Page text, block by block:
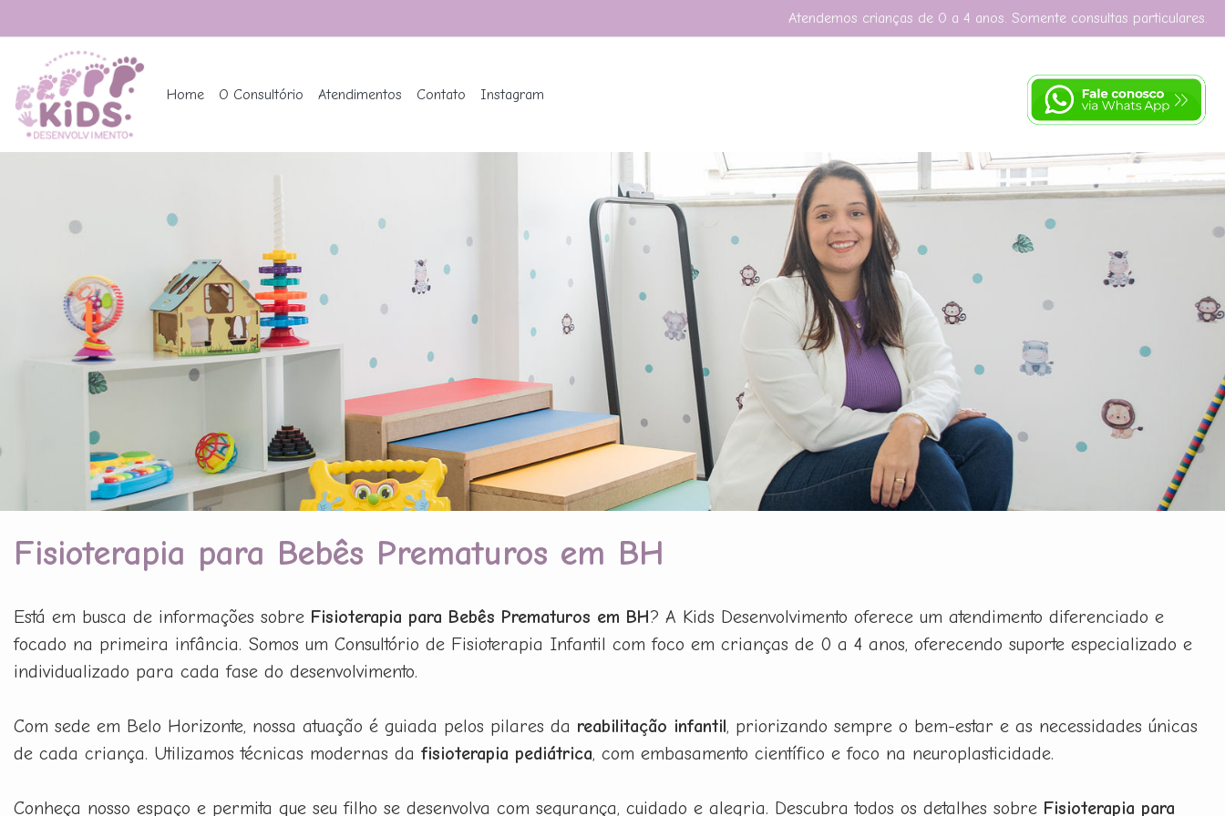
Atendemos crianças de 0 a 4 anos. Somente consultas particulares.
Home O Consultório Atendimentos Contato Instagram
Fisioterapia para Bebês Prematuros em BH
Está em busca de informações sobre Fisioterapia para Bebês Prematuros em BH? A Kids Desenvolvimento oferece um atendimento diferenciado e
focado na primeira infância. Somos um Consultório de Fisioterapia Infantil com foco em crianças de 0 a 4 anos, oferecendo suporte especializado e
individualizado para cada fase do desenvolvimento.
Com sede em Belo Horizonte, nossa atuação é guiada pelos pilares da reabilitação infantil, priorizando sempre o bem-estar e as necessidades únicas
de cada criança. Utilizamos técnicas modernas da fisioterapia pediátrica, com embasamento científico e foco na neuroplasticidade.
Conheça nosso espaço e permita que seu filho se desenvolva com segurança, cuidado e alegria. Descubra todos os detalhes sobre Fisioterapia para